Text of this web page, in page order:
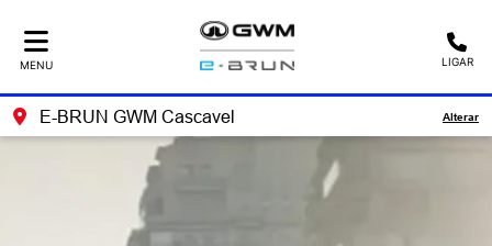
MENU LIGAR
E-BRUN GWM Cascavel Alterar